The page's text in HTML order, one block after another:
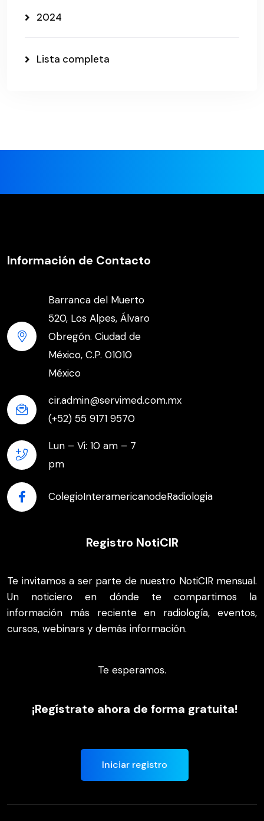
2024
Lista completa
Información de Contacto
Barranca del Muerto
520, Los Alpes, Álvaro
Obregón. Ciudad de
México, C.P. 01010
México
cir.admin@servimed.com.mx
(+52) 55 9171 9570
Lun – Vi: 10 am – 7
pm
ColegioInteramericanodeRadiologia
Registro NotiCIR
Te invitamos a ser parte de nuestro NotiCIR mensual.
Un noticiero en dónde te compartimos la
información más reciente en radiología, eventos,
cursos, webinars y demás información.
Te esperamos.
¡Regístrate ahora de forma gratuita!
Iniciar registro